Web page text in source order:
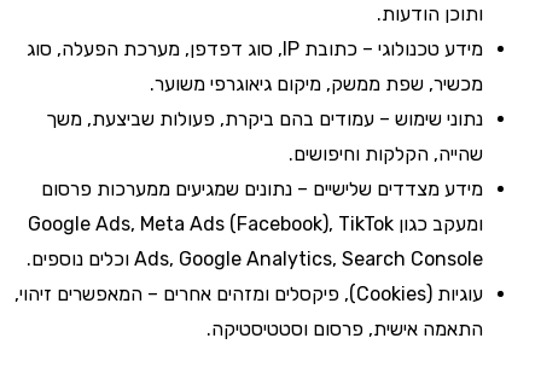
ותוכן הודעות.
מידע טכנולוגי – כתובת IP, סוג דפדפן, מערכת הפעלה, סוג
מכשיר, שפת ממשק, מיקום גיאוגרפי משוער.
נתוני שימוש – עמודים בהם ביקרת, פעולות שביצעת, משך
שהייה, הקלקות וחיפושים.
מידע מצדדים שלישיים – נתונים שמגיעים ממערכות פרסום
ומעקב כגון Google Ads, Meta Ads (Facebook), TikTok
Ads, Google Analytics, Search Console וכלים נוספים.
עוגיות (Cookies), פיקסלים ומזהים אחרים – המאפשרים זיהוי,
התאמה אישית, פרסום וסטטיסטיקה.